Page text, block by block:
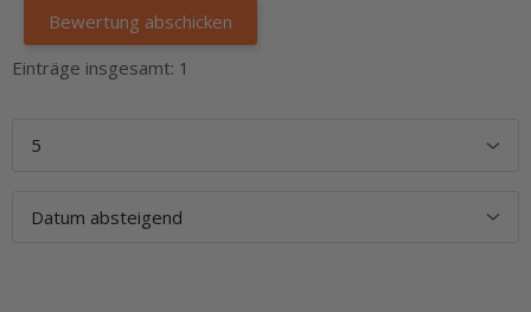
Einträge insgesamt: 1